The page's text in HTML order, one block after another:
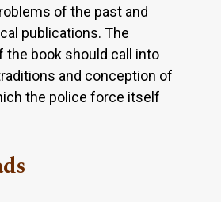
of the past and
publications. The
the book should call into
and conception of
the police force itself